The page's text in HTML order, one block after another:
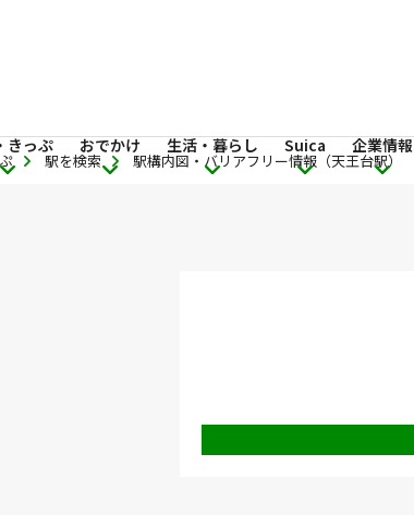
きっぷ おでかけ 生活・暮らし Suica 企業情報
駅を検索 駅構内図・バリアフリー情報（天王台駅）